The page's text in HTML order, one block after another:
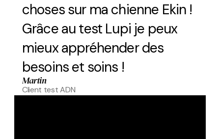
choses sur ma chienne Ekin !
Grâce au test Lupi je peux
mieux appréhender des
besoins et soins !
Martin
Client test ADN